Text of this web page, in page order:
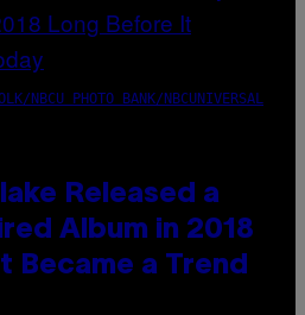
NBCU PHOTO BANK/NBCUNIVERSAL
Released a
Album in 2018
Became a Trend